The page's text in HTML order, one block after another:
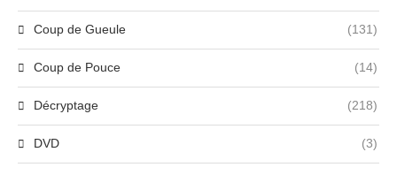
Coup de Gueule (131)
Coup de Pouce (14)
Décryptage (218)
DVD (3)